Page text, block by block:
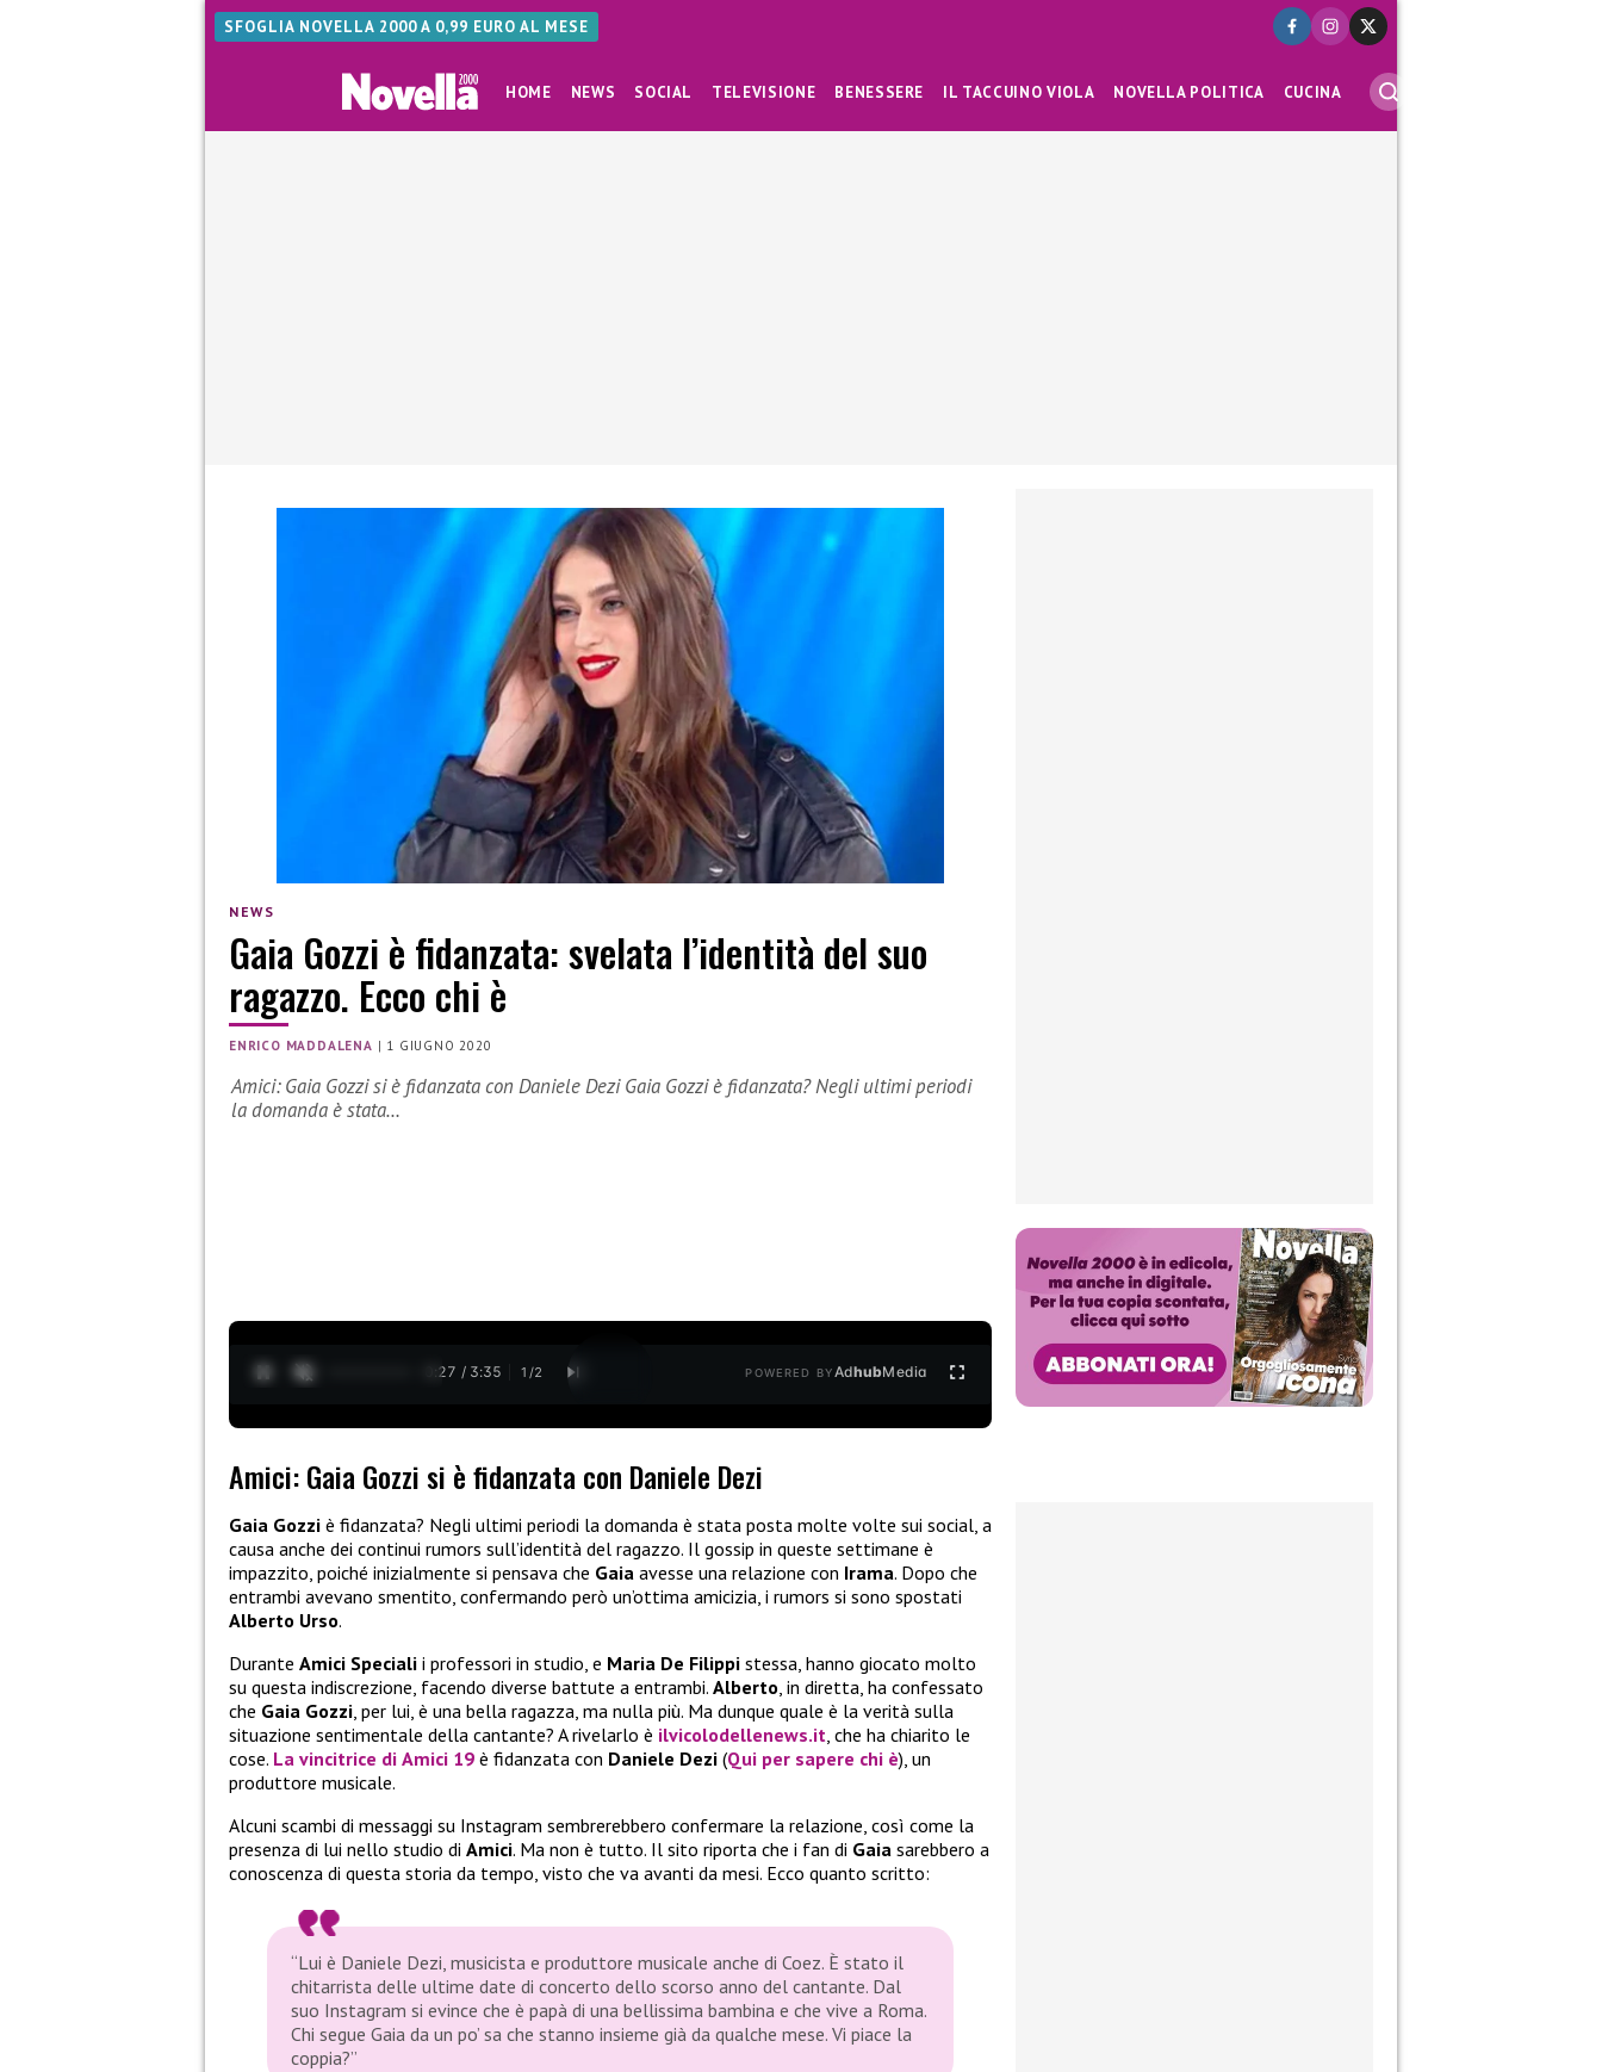
SFOGLIA NOVELLA 2000 A 0,99 EURO AL MESE
HOME NEWS SOCIAL TELEVISIONE BENESSERE IL TACCUINO VIOLA NOVELLA POLITICA CUCINA
NEWS
Gaia Gozzi è fidanzata: svelata l’identità del suo
ragazzo. Ecco chi è
ENRICO MADDALENA | 1 GIUGNO 2020
Amici: Gaia Gozzi si è fidanzata con Daniele Dezi Gaia Gozzi è fidanzata? Negli ultimi periodi
la domanda è stata…
0:28 / 3:35 1 /2 POWERED BYAdhubMedia
Amici: Gaia Gozzi si è fidanzata con Daniele Dezi
Gaia Gozzi è fidanzata? Negli ultimi periodi la domanda è stata posta molte volte sui social, a
causa anche dei continui rumors sull’identità del ragazzo. Il gossip in queste settimane è
impazzito, poiché inizialmente si pensava che Gaia avesse una relazione con Irama. Dopo che
entrambi avevano smentito, confermando però un’ottima amicizia, i rumors si sono spostati
Alberto Urso.
Durante Amici Speciali i professori in studio, e Maria De Filippi stessa, hanno giocato molto
su questa indiscrezione, facendo diverse battute a entrambi. Alberto, in diretta, ha confessato
che Gaia Gozzi, per lui, è una bella ragazza, ma nulla più. Ma dunque quale è la verità sulla
situazione sentimentale della cantante? A rivelarlo è ilvicolodellenews.it, che ha chiarito le
cose. La vincitrice di Amici 19 è fidanzata con Daniele Dezi (Qui per sapere chi è), un
produttore musicale.
Alcuni scambi di messaggi su Instagram sembrerebbero confermare la relazione, così come la
presenza di lui nello studio di Amici. Ma non è tutto. Il sito riporta che i fan di Gaia sarebbero a
conoscenza di questa storia da tempo, visto che va avanti da mesi. Ecco quanto scritto:
“Lui è Daniele Dezi, musicista e produttore musicale anche di Coez. È stato il
chitarrista delle ultime date di concerto dello scorso anno del cantante. Dal
suo Instagram si evince che è papà di una bellissima bambina e che vive a Roma.
Chi segue Gaia da un po’ sa che stanno insieme già da qualche mese. Vi piace la
coppia?”